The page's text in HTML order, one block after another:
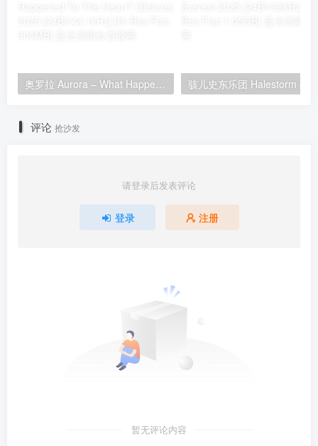
奥罗拉 Aurora – What Happened To The Heart? (Deluxe) 2025 [24Bit/44.1kHz] [Hi-Res Flac 905MB]
评论 抢沙发
请登录后发表评论
登录 注册
暂无评论内容